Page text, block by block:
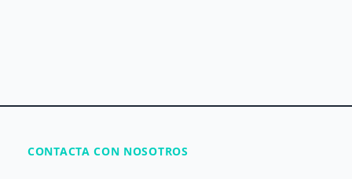
CONTACTA CON NOSOTROS